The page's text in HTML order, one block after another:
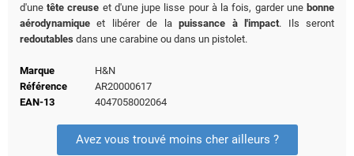
d'unetête creuse et d'une jupe lisse pour à la fois, garder unebonne
aérodynamique et libérer de lapuissance à l'impact. Ils seront
redoutables dans une carabine ou dans un pistolet.
Marque
H&N
Référence
AR20000617
EAN-13
4047058002064
Avez vous trouvé moins cher ailleurs ?